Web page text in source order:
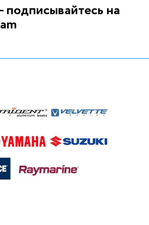
- подписывайтесь на